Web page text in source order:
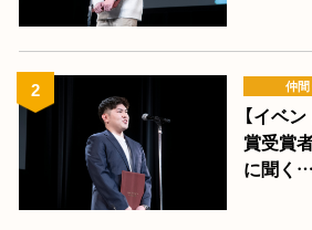
仲
【イベ
賞受賞
に聞く…